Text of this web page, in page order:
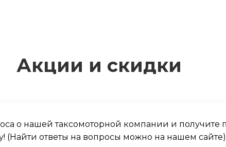
Акции и скидки
о нашей таксомоторной компании и получите
(Найти ответы на вопросы можно на нашем сайте)